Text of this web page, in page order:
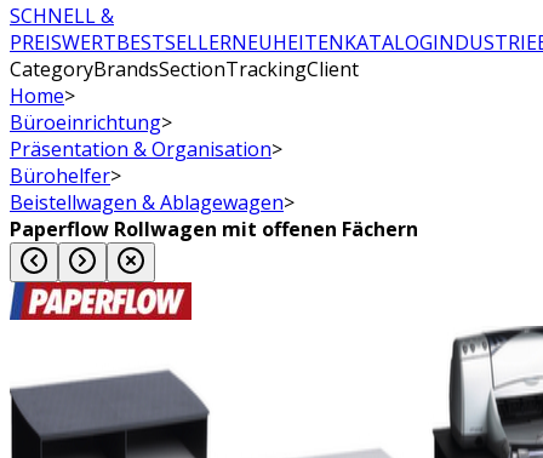
SCHNELL &
PREISWERTBESTSELLERNEUHEITENKATALOG
CategoryBrandsSectionTrackingClient
Home>
Büroeinrichtung>
Präsentation & Organisation>
Bürohelfer>
Beistellwagen & Ablagewagen>
Paperflow Rollwagen mit offenen Fächern